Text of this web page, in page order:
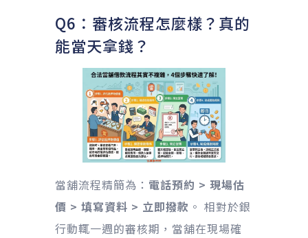
Q6：審核流程怎麼樣？真的
能當天拿錢？
當舖流程精簡為： 電話預約 > 現場估
價 > 填寫資料 > 立即撥款 。 相對於銀
行動輒一週的審核期，當舖在現場確